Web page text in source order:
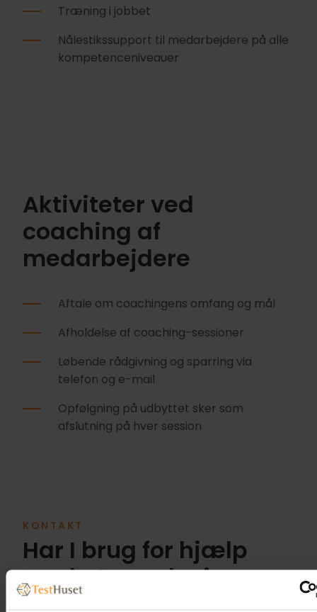
Træning i jobbet
Nålestikssupport til medarbejdere på alle
kompetenceniveauer
Aktiviteter ved
coaching af
medarbejdere
Aftale om coachingens omfang og mål
Afholdelse af coaching-sessioner
Løbende rådgivning og sparring via
telefon og e-mail
Opfølgning på udbyttet sker som
afslutning på hver session
KONTAKT
Har I brug for hjælp
med at coache jeres
medarbejdere?